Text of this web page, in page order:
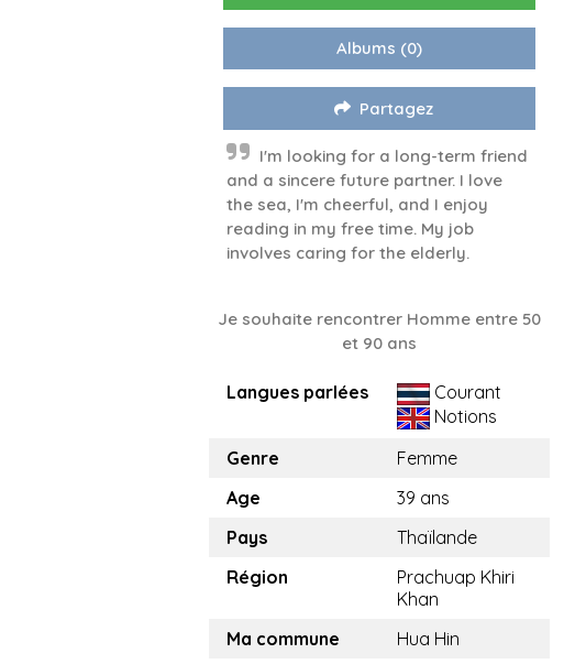
Albums (0)
Partagez
I'm looking for a long-term friend
and a sincere future partner. I love
the sea, I'm cheerful, and I enjoy
reading in my free time. My job
involves caring for the elderly.
Je souhaite rencontrer Homme entre 50
et 90 ans
Langues parlées
Courant
Notions
Genre
Femme
Age
39 ans
Pays
Thaïlande
Région
Prachuap Khiri
Khan
Ma commune
Hua Hin